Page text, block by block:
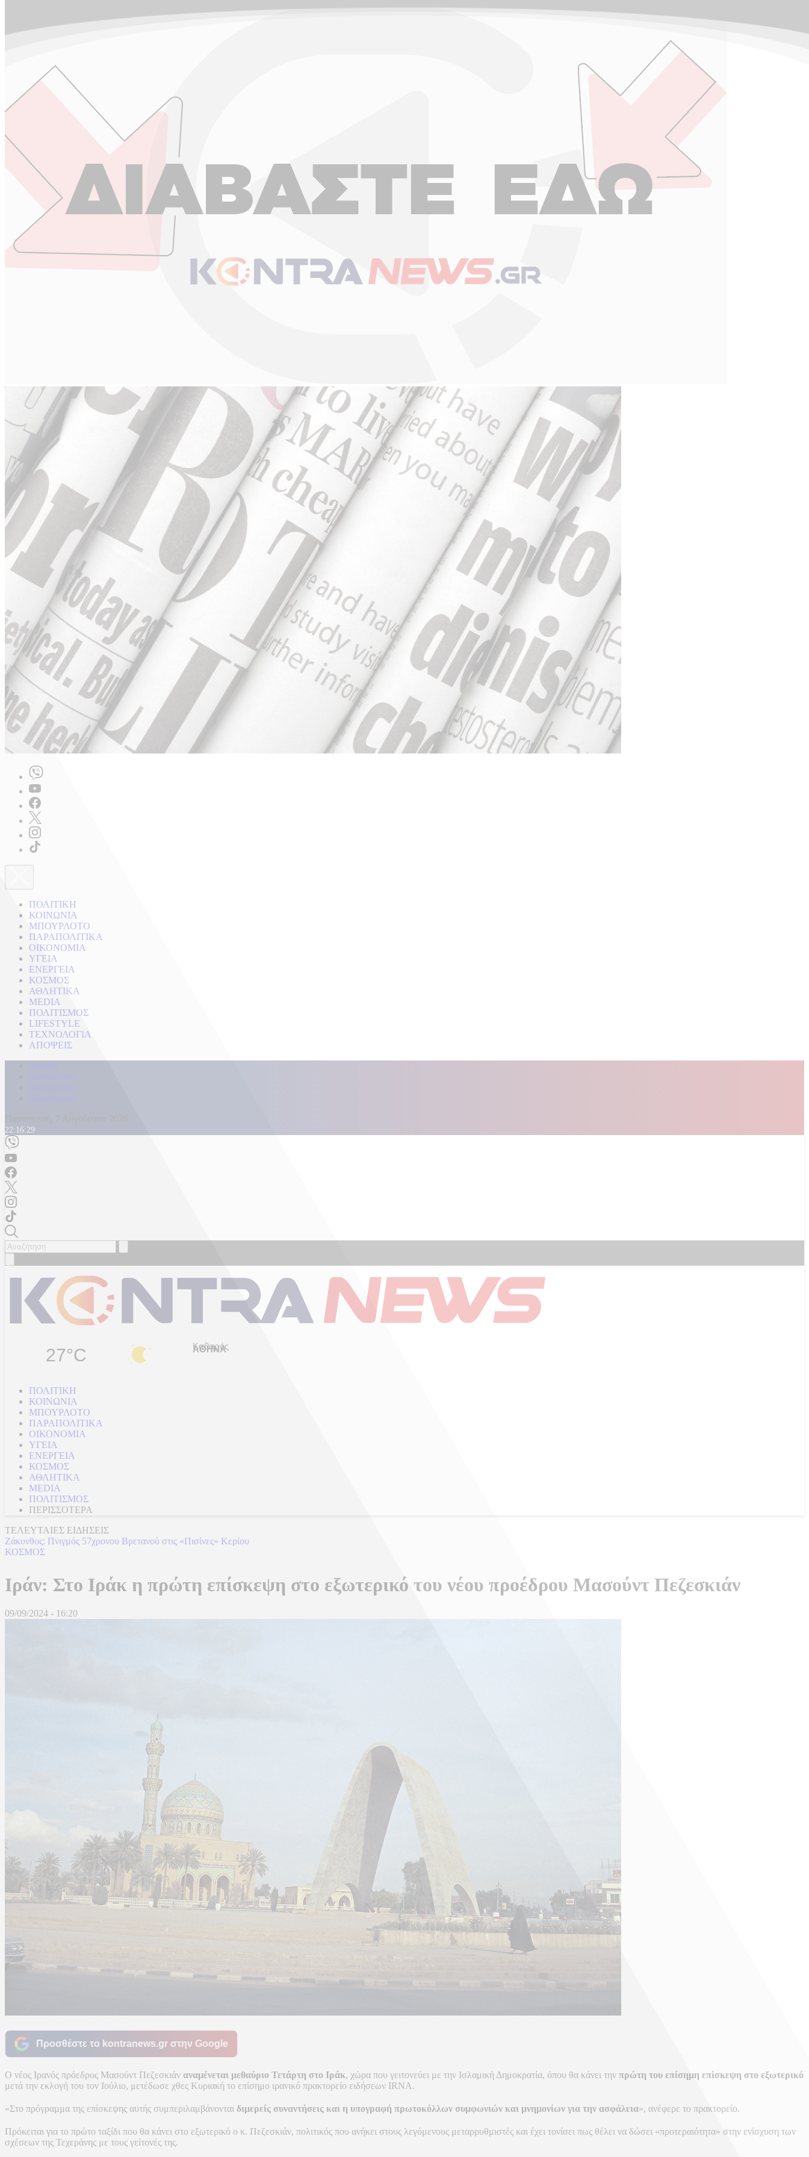
ΠΟΛΙΤΙΚΗ
ΚΟΙΝΩΝΙΑ
ΜΠΟΥΡΛΟΤΟ
ΠΑΡΑΠΟΛΙΤΙΚΑ
ΟΙΚΟΝΟΜΙΑ
ΥΓΕΙΑ
ΕΝΕΡΓΕΙΑ
ΚΟΣΜΟΣ
ΑΘΛΗΤΙΚΑ
MEDIA
ΠΟΛΙΤΙΣΜΟΣ
LIFESTYLE
ΤΕΧΝΟΛΟΓΙΑ
ΑΠΟΨΕΙΣ
Αρχική
Kontra Live
Καταγγελίες
Επικοινωνία
22:16:32
27°C Καθαρός
ΠΟΛΙΤΙΚΗ
ΚΟΙΝΩΝΙΑ
ΜΠΟΥΡΛΟΤΟ
ΠΑΡΑΠΟΛΙΤΙΚΑ
ΟΙΚΟΝΟΜΙΑ
ΥΓΕΙΑ
ΕΝΕΡΓΕΙΑ
ΚΟΣΜΟΣ
ΑΘΛΗΤΙΚΑ
MEDIA
ΠΟΛΙΤΙΣΜΟΣ
ΠΕΡΙΣΣΟΤΕΡΑ
ΤΕΛΕΥΤΑΙΕΣ ΕΙΔΗΣΕΙΣ
Ζάκυνθος: Πνιγμός 57χρονου Βρετανού στις «Πισίνες» Κερίου
ΚΟΣΜΟΣ
Ιράν: Στο Ιράκ η πρώτη επίσκεψη στο εξωτερικό του νέου προέδρου Μασούντ Πεζεσκιάν
09/09/2024 - 16:20
Προσθέστε το kontranews.gr στην Google
Ο νέος Ιρανός πρόεδρος Μασούντ Πεζεσκιάν αναμένεται μεθαύριο Τετάρτη στο Ιράκ, χώρα που γειτονεύει με την Ισλαμική Δημοκρατία, όπου θα κάνει την πρώτη του επίσημη επίσκεψη στο εξωτερικό
μετά την εκλογή του τον Ιούλιο, μετέδωσε χθες Κυριακή το επίσημο ιρανικό πρακτορείο ειδήσεων IRNA.
«Στο πρόγραμμα της επίσκεψης αυτής συμπεριλαμβάνονται διμερείς συναντήσεις και η υπογραφή πρωτοκόλλων συμφωνιών και μνημονίων για την ασφάλεια», ανέφερε το πρακτορείο.
Πρόκειται για το πρώτο ταξίδι που θα κάνει στο εξωτερικό ο κ. Πεζεσκιάν, πολιτικός που ανήκει στους λεγόμενους μεταρρυθμιστές και έχει τονίσει πως θέλει να δώσει «προτεραιότητα» στην ενίσχυση των
σχέσεων της Τεχεράνης με τους γείτονές της.